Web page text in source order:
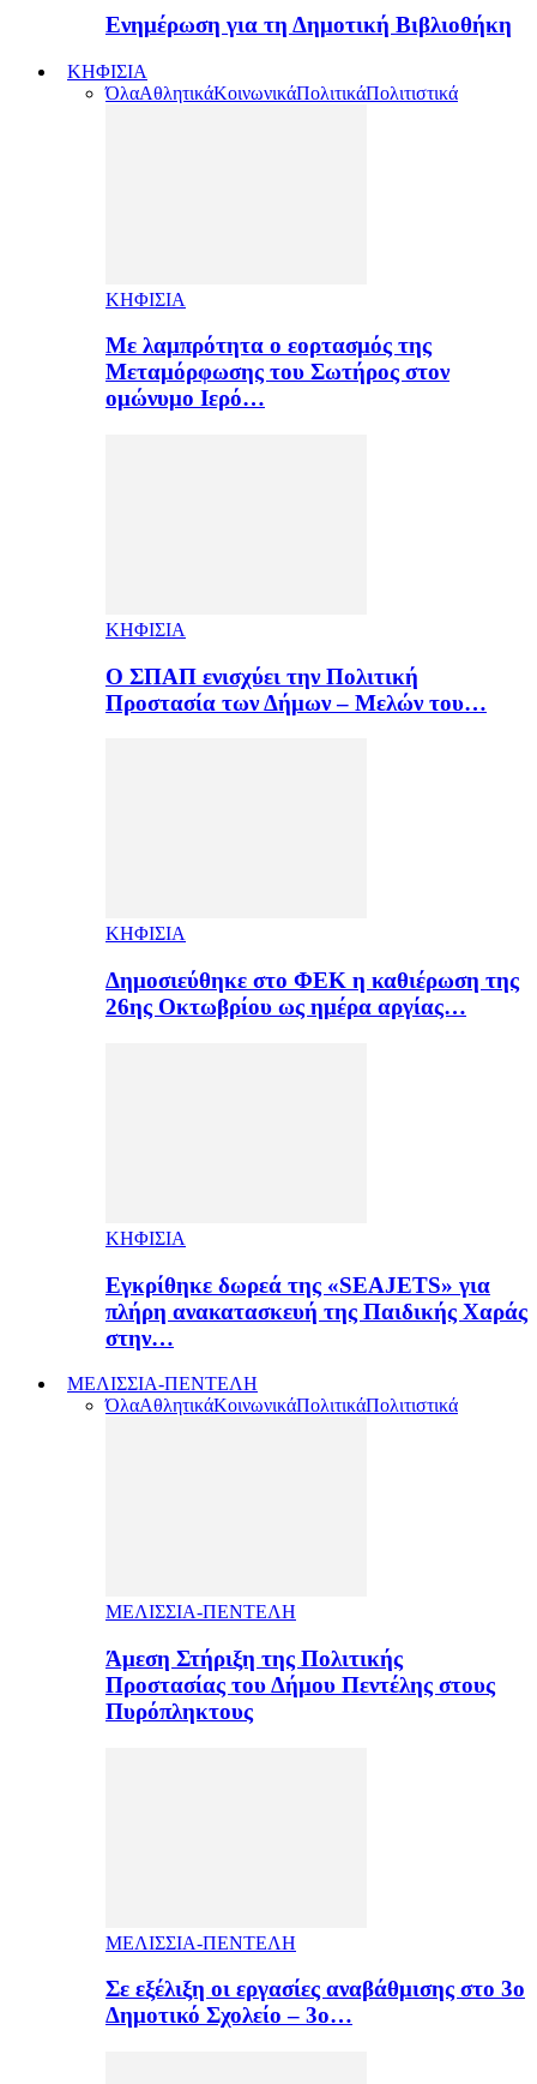
Ενημέρωση για τη Δημοτική Βιβλιοθήκη
ΚΗΦΙΣΙΑ
ΌλαΑθλητικάΚοινωνικάΠολιτικάΠολιτιστικά
ΚΗΦΙΣΙΑ
Με λαμπρότητα ο εορτασμός της
Μεταμόρφωσης του Σωτήρος στον
ομώνυμο Ιερό…
ΚΗΦΙΣΙΑ
Ο ΣΠΑΠ ενισχύει την Πολιτική
Προστασία των Δήμων – Μελών του…
ΚΗΦΙΣΙΑ
Δημοσιεύθηκε στο ΦΕΚ η καθιέρωση της
26ης Οκτωβρίου ως ημέρα αργίας…
ΚΗΦΙΣΙΑ
Εγκρίθηκε δωρεά της «SEAJETS» για
πλήρη ανακατασκευή της Παιδικής Χαράς
στην…
ΜΕΛΙΣΣΙΑ-ΠΕΝΤΕΛΗ
ΌλαΑθλητικάΚοινωνικάΠολιτικάΠολιτιστικά
ΜΕΛΙΣΣΙΑ-ΠΕΝΤΕΛΗ
Άμεση Στήριξη της Πολιτικής
Προστασίας του Δήμου Πεντέλης στους
Πυρόπληκτους
ΜΕΛΙΣΣΙΑ-ΠΕΝΤΕΛΗ
Σε εξέλιξη οι εργασίες αναβάθμισης στο 3ο
Δημοτικό Σχολείο – 3ο…